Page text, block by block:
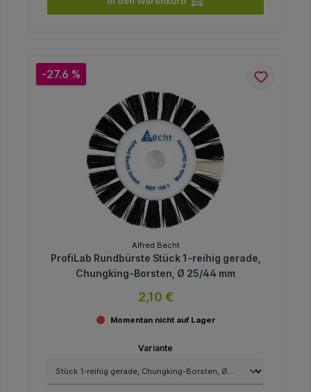
-27.6 %
Alfred Becht
ProfiLab Rundbürste Stück 1-reihig gerade,
Chungking-Borsten, Ø 25/44 mm
2,10 €
Momentan nicht auf Lager
Variante